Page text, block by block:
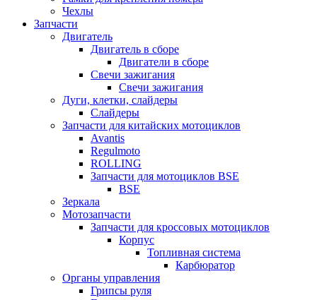
Чехлы
Запчасти
Двигатель
Двигатель в сборе
Двигатели в сборе
Свечи зажигания
Свечи зажигания
Дуги, клетки, слайдеры
Слайдеры
Запчасти для китайских мотоциклов
Avantis
Regulmoto
ROLLING
Запчасти для мотоциклов BSE
BSE
Зеркала
Мотозапчасти
Запчасти для кроссовых мотоциклов
Корпус
Топливная система
Карбюратор
Органы управления
Грипсы руля